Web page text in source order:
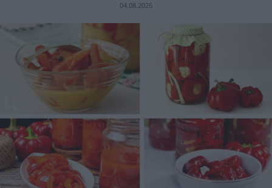
04.08.2026